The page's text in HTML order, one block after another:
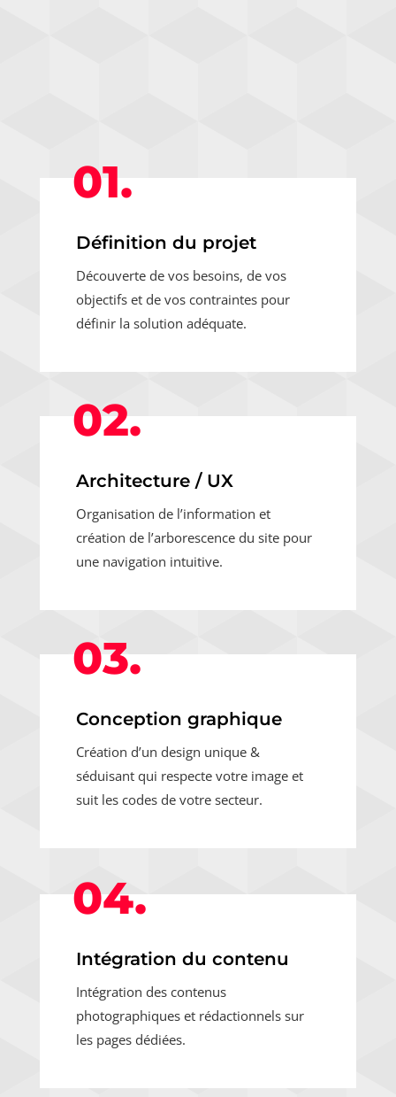
01.
Définition du projet
Découverte de vos besoins, de vos
objectifs et de vos contraintes pour
définir la solution adéquate.
02.
Architecture / UX
Organisation de l’information et
création de l’arborescence du site pour
une navigation intuitive.
03.
Conception graphique
Création d’un design unique &
séduisant qui respecte votre image et
suit les codes de votre secteur.
04.
Intégration du contenu
Intégration des contenus
photographiques et rédactionnels sur
les pages dédiées.